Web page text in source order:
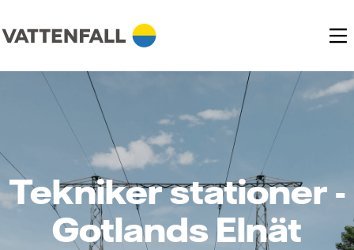
Tekniker stationer -
Gotlands Elnät